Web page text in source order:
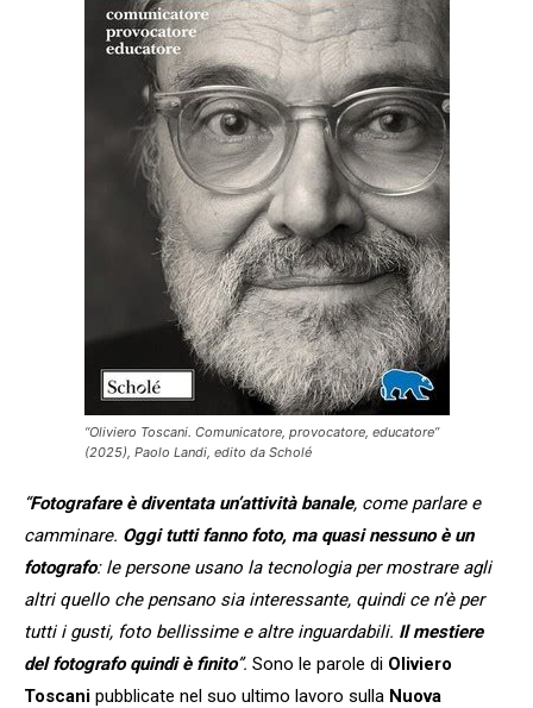
“Oliviero Toscani. Comunicatore, provocatore, educatore”
(2025), Paolo Landi, edito da Scholé
“Fotografare è diventata un’attività banale, come parlare e
camminare. Oggi tutti fanno foto, ma quasi nessuno è un
fotografo: le persone usano la tecnologia per mostrare agli
altri quello che pensano sia interessante, quindi ce n’è per
tutti i gusti, foto bellissime e altre inguardabili. Il mestiere
del fotografo quindi è finito”. Sono le parole di Oliviero
Toscani pubblicate nel suo ultimo lavoro sulla Nuova